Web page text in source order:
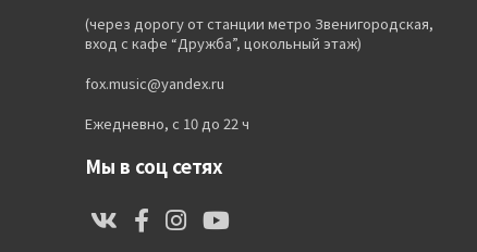
(через дорогу от станции метро Звенигородская,
вход с кафе “Дружба”, цокольный этаж)
fox.music@yandex.ru
Ежедневно, с 10 до 22 ч
Мы в соц сетях